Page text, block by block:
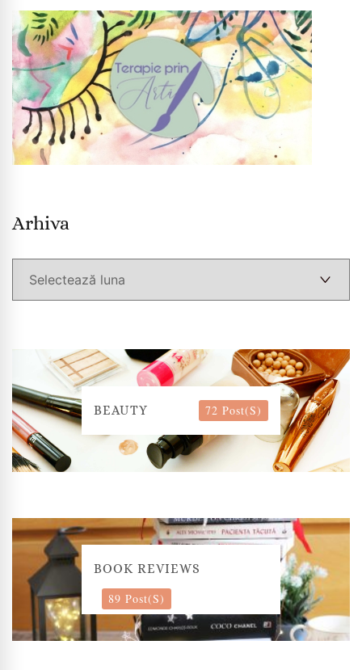
Arhiva
BEAUTY 72 Post(s)
BOOK REVIEWS
89 Post(s)